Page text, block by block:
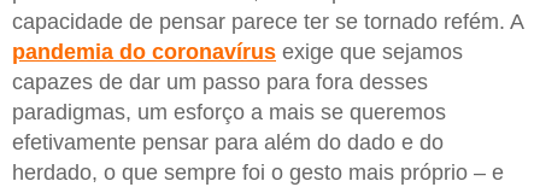
capacidade de pensar parece ter se tornado refém. A
pandemia do coronavírus exige que sejamos
capazes de dar um passo para fora desses
paradigmas, um esforço a mais se queremos
efetivamente pensar para além do dado e do
herdado, o que sempre foi o gesto mais próprio – e